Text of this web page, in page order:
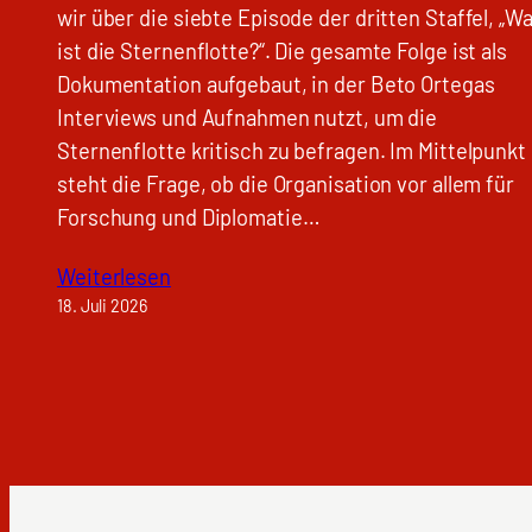
wir über die siebte Episode der dritten Staffel,
ist die Sternenflotte?“. Die gesamte Folge ist als
Dokumentation aufgebaut, in der Beto Ortegas
Interviews und Aufnahmen nutzt, um die
Sternenflotte kritisch zu befragen. Im Mittelpunkt
steht die Frage, ob die Organisation vor allem für
Forschung und Diplomatie…
Weiterlesen
18. Juli 2026